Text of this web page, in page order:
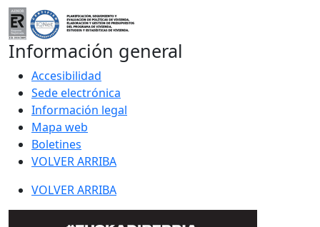
Información general
Accesibilidad
Sede electrónica
Información legal
Mapa web
Boletines
VOLVER ARRIBA
VOLVER ARRIBA